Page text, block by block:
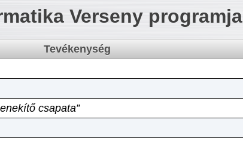
Verseny programja
Tevékenység
csapata”